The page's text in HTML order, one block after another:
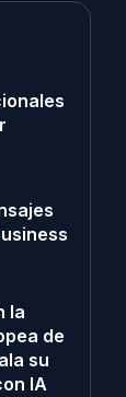
la
de
su
IA